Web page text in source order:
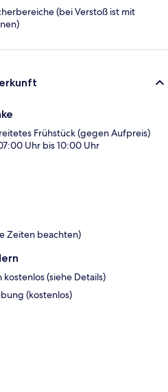
(bei Verstoß ist mit
Frühstück (gegen Aufpreis)
Uhr bis 10:00 Uhr
Zeiten beachten)
(siehe Details)
(kostenlos)